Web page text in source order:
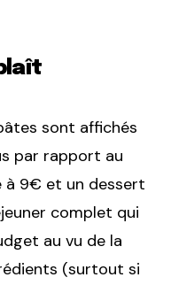
sont affichés
par rapport au
à 9€ et un dessert
complet qui
au vu de la
(surtout si